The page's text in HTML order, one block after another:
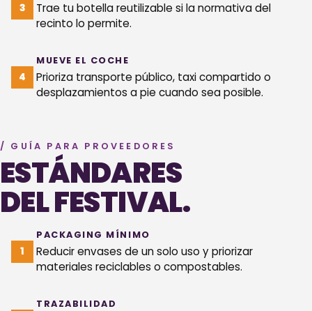
Trae tu botella reutilizable si la normativa del
recinto lo permite.
MUEVE EL COCHE
Prioriza transporte público, taxi compartido o
desplazamientos a pie cuando sea posible.
/ GUÍA PARA PROVEEDORES
ESTÁNDARES
DEL FESTIVAL.
PACKAGING MÍNIMO
Reducir envases de un solo uso y priorizar
materiales reciclables o compostables.
TRAZABILIDAD